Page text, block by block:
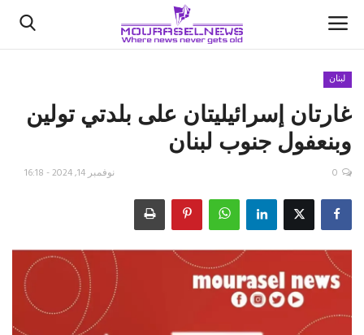
الأخبار
كتّابنا
اقتصاد
علوم وتكنولوجيا
رياضة
لبنان
غارتان إسرائيليتان على بلدتي تولين
وبنعفول جنوب لبنان
نوفمبر 14, 2024 - 16:18 0